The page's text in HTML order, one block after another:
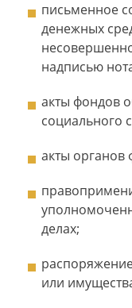
письменное
денежных
надписью
акты фондов
социального
акты органов
делах;
или